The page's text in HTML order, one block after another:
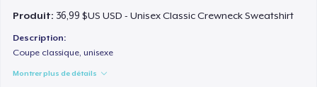
Produit: 36,99 $US USD - Unisex Classic Crewneck Sweatshirt
Description:
Coupe classique, unisexe
Montrer plus de détails